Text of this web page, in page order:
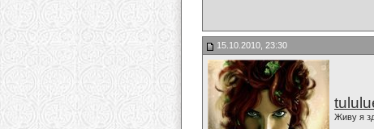
15.10.2010, 23:30
Живу я